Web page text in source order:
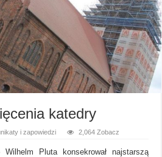
katedry
i zapowiedzi 2,064 Zobacz
Pluta konsekrował najstarszą